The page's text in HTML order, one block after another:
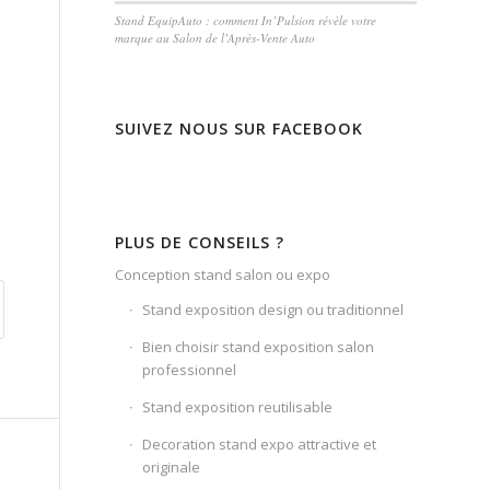
Stand EquipAuto : comment In’Pulsion révèle votre
marque au Salon de l’Après-Vente Auto
SUIVEZ NOUS SUR FACEBOOK
PLUS DE CONSEILS ?
Conception stand salon ou expo
Stand exposition design ou traditionnel
Bien choisir stand exposition salon
professionnel
Stand exposition reutilisable
Decoration stand expo attractive et
originale